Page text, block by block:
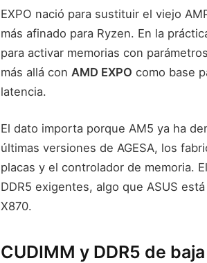
EXPO nació para sustituir el viejo
más afinado para Ryzen. En la
para activar memorias con
más allá con AMD EXPO como base
latencia.
El dato importa porque AM5 ya ha
últimas versiones de AGESA, los
placas y el controlador de memoria.
DDR5 exigentes, algo que ASUS
X870.
CUDIMM y DDR5 de